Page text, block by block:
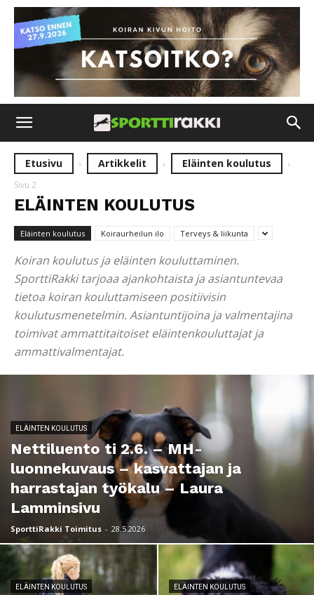
Etusivu Artikkelit Eläinten koulutus
Sivu 2
ELÄINTEN KOULUTUS
Eläinten koulutus Koiraurheilun ilo Terveys & liikunta
Koiran koulutus ja eläinten kouluttaminen.
SporttiRakki tarjoaa ajankohtaista ja asiantuntevaa
tietoa koiran kouluttamiseen positiivisin
koulutusmenetelmin. Asiantuntijoina ja valmentajina
toimivat ammattitaitoiset eläintenkouluttajat ja
ammattivalmentajat.
ELÄINTEN KOULUTUS
Nettiluento ti 2.6. – MH-
luonnekuvaus – kasvattajan ja
harrastajan työkalu – Laura
Lamminsivu
SporttiRakki Toimitus - 28.5.2026
ELÄINTEN KOULUTUS ELÄINTEN KOULUTUS